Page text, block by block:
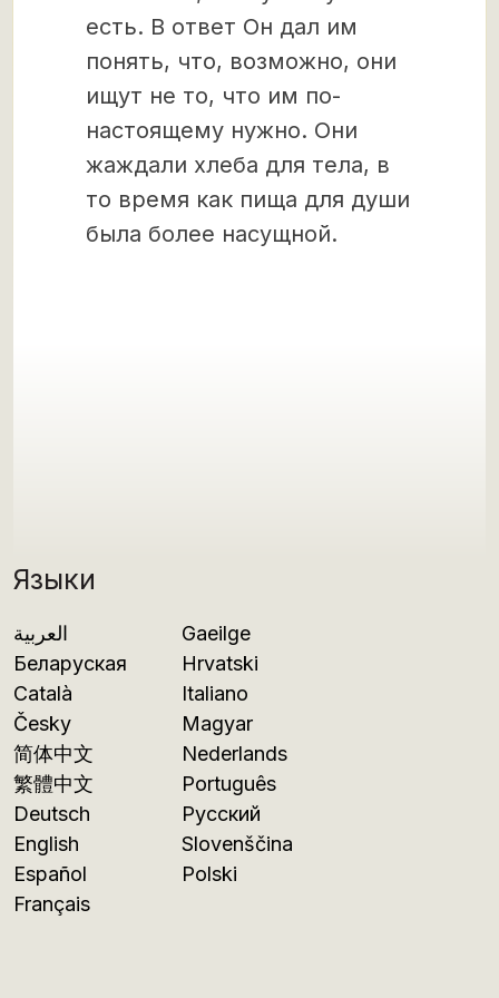
Языки
العربية
Беларуская
Català
Česky
简体中文
繁體中文
Deutsch
English
Español
Français
Gaeilge
Hrvatski
Italiano
Magyar
Nederlands
Português
Русский
Slovenščina
Polski
есть. В ответ Он дал им
понять, что, возможно, они
ищут не то, что им по-
настоящему нужно. Они
жаждали хлеба для тела, в
то время как пища для души
была более насущной.